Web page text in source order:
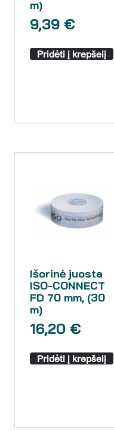
m)
9,39 €
Pridėti į krepšelį
Išorinė juosta
ISO-CONNECT
FD 70 mm, (30
m)
16,20 €
Pridėti į krepšelį